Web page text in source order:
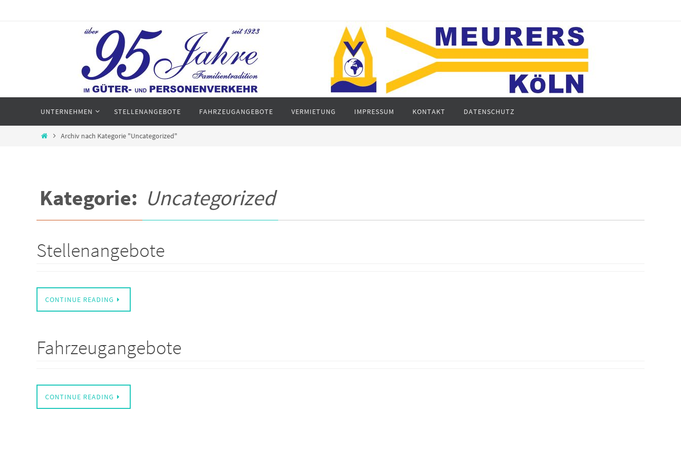
springen
UNTERNEHMEN STELLENANGEBOTE FAHRZEUGANGEBOTE VERMIETUNG IMPRESSUM KONTAKT DATENSCHUTZ
HomeArchiv nach Kategorie "Uncategorized"
Kategorie: Uncategorized
Stellenangebote
CONTINUE READING
Fahrzeugangebote
CONTINUE READING